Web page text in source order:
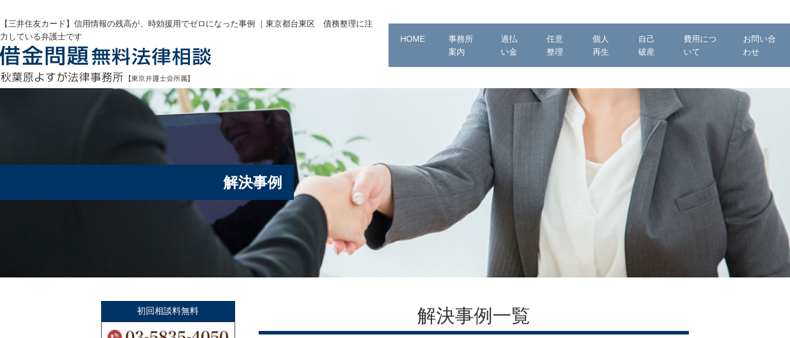
【三井住友カード】信用情報の残高が、時効援用でゼロになった事例 ｜東京都台東区 債務整理に注
力している弁護士です
HOME
事務所
案内
過払
い金
任意
整理
個人
再生
自己
破産
費用につ
いて
お問い合
わせ
解決事例
解決事例一覧
初回相談料無料